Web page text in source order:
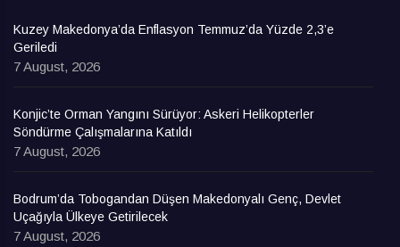
Kuzey Makedonya’da Enflasyon Temmuz’da Yüzde 2,3’e
Geriledi
7 August, 2026
Konjic’te Orman Yangını Sürüyor: Askeri Helikopterler
Söndürme Çalışmalarına Katıldı
7 August, 2026
Bodrum’da Tobogandan Düşen Makedonyalı Genç, Devlet
Uçağıyla Ülkeye Getirilecek
7 August, 2026